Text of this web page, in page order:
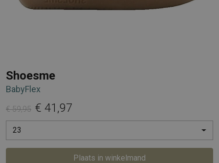
Shoesme
BabyFlex
€ 59,95 € 41,97
23
Plaats in winkelmand